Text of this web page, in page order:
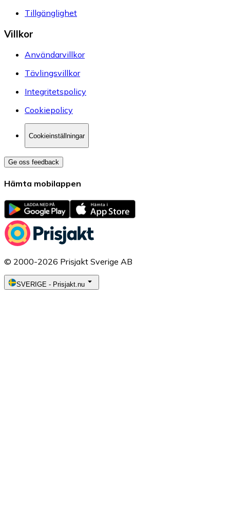
Tillgänglighet
Villkor
Användarvillkor
Tävlingsvillkor
Integritetspolicy
Cookiepolicy
Cookieinställningar
Ge oss feedback
Hämta mobilappen
© 2000-2026 Prisjakt Sverige AB
SVERIGE - Prisjakt.nu